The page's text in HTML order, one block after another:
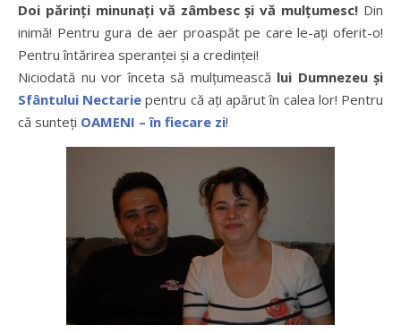
Doi părinți minunați vă zâmbesc și vă mulțumesc! Din
inimă! Pentru gura de aer proaspăt pe care le-ați oferit-o!
Pentru întărirea speranței și a credinței!
Niciodată nu vor înceta să mulțumească lui Dumnezeu și
Sfântului Nectarie pentru că ați apărut în calea lor! Pentru
că sunteți OAMENI – în fiecare zi!